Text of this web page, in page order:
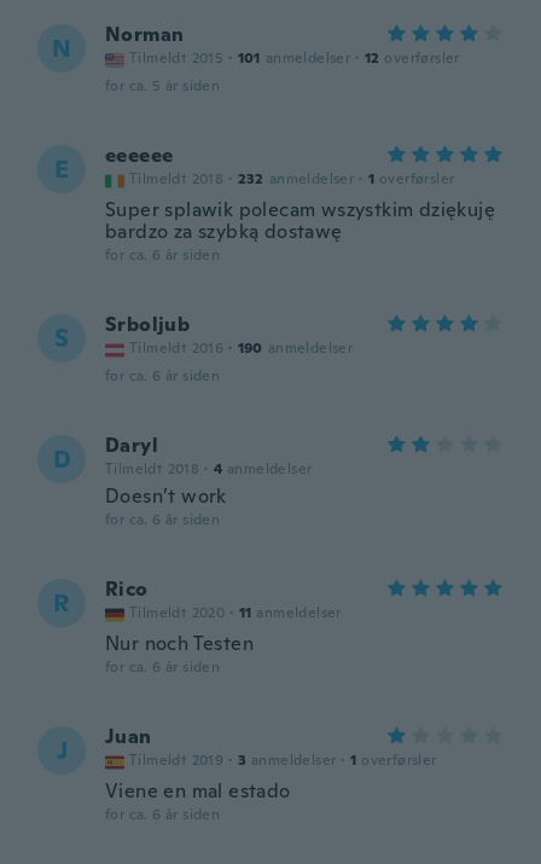
N Norman
Tilmeldt 2015 · 101 anmeldelser · 12 overførsler
for ca. 5 år siden
E eeeeee
Tilmeldt 2018 · 232 anmeldelser · 1 overførsler
Super splawik polecam wszystkim dziękuję
bardzo za szybką dostawę
for ca. 6 år siden
S Srboljub
Tilmeldt 2016 · 190 anmeldelser
for ca. 6 år siden
D Daryl
Tilmeldt 2018 · 4 anmeldelser
Doesn’t work
for ca. 6 år siden
R Rico
Tilmeldt 2020 · 11 anmeldelser
Nur noch Testen
for ca. 6 år siden
J Juan
Tilmeldt 2019 · 3 anmeldelser · 1 overførsler
Viene en mal estado
for ca. 6 år siden